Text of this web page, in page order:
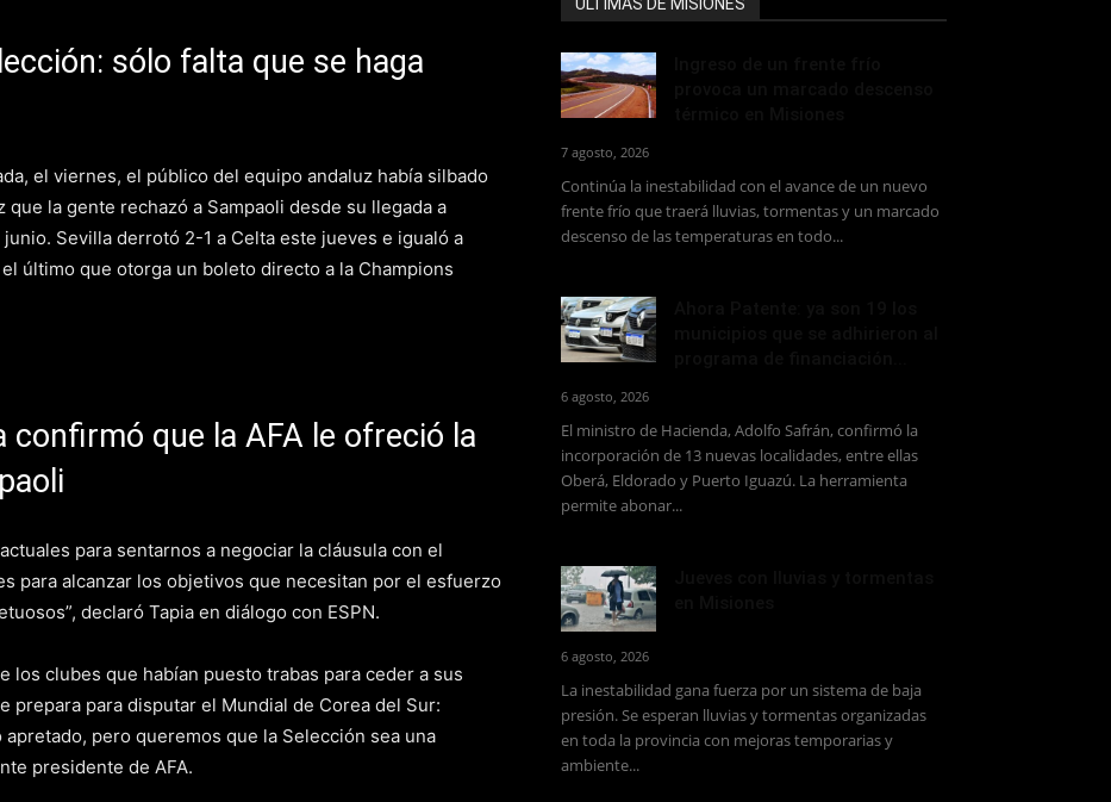
sólo falta que se haga
el viernes, el público del equipo andaluz había silbado
la gente rechazó a Sampaoli desde su llegada a
Sevilla derrotó 2-1 a Celta este jueves e igualó a
último que otorga un boleto directo a la Champions
confirmó que la AFA le ofreció la
para sentarnos a negociar la cláusula con el
para alcanzar los objetivos que necesitan por el esfuerzo
declaró Tapia en diálogo con ESPN.
los clubes que habían puesto trabas para ceder a sus
prepara para disputar el Mundial de Corea del Sur:
pero queremos que la Selección sea una
presidente de AFA.
7 agosto, 2026
Continúa la inestabilidad con el avance de un nuevo
frente frío que traerá lluvias, tormentas y un marcado
descenso de las temperaturas en todo...
6 agosto, 2026
El ministro de Hacienda, Adolfo Safrán, confirmó la
incorporación de 13 nuevas localidades, entre ellas
Oberá, Eldorado y Puerto Iguazú. La herramienta
permite abonar...
6 agosto, 2026
La inestabilidad gana fuerza por un sistema de baja
presión. Se esperan lluvias y tormentas organizadas
en toda la provincia con mejoras temporarias y
ambiente...